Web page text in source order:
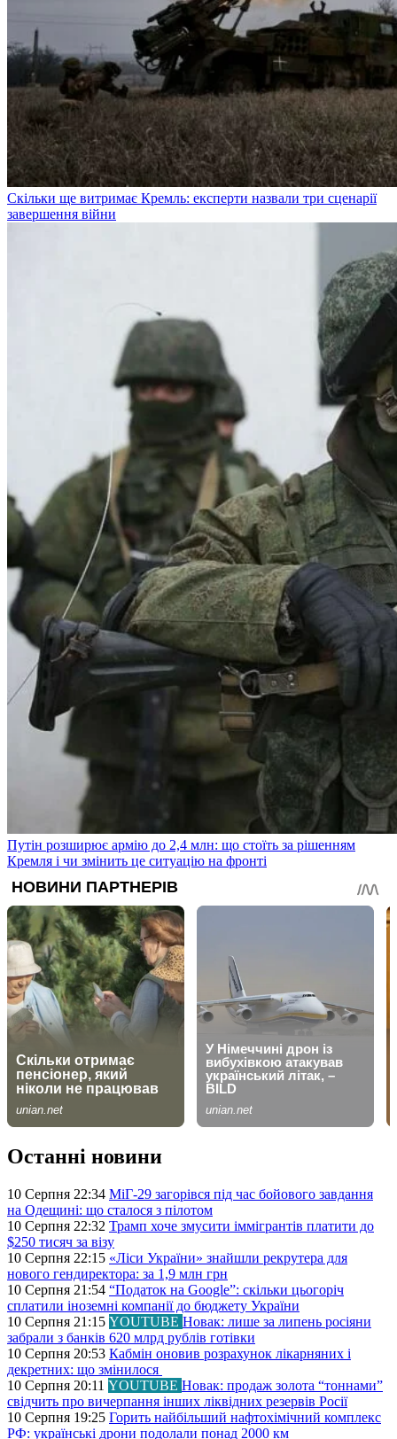
Скільки ще витримає Кремль: експерти назвали три сценарії
завершення війни
Путін розширює армію до 2,4 млн: що стоїть за рішенням
Кремля і чи змінить це ситуацію на фронті
Останні новини
10 Серпня 22:34 МіГ-29 загорівся під час бойового завдання
на Одещині: що сталося з пілотом
10 Серпня 22:32 Трамп хоче змусити іммігрантів платити до
$250 тисяч за візу
10 Серпня 22:15 «Ліси України» знайшли рекрутера для
нового гендиректора: за 1,9 млн грн
10 Серпня 21:54 “Податок на Google”: скільки цьогоріч
сплатили іноземні компанії до бюджету України
10 Серпня 21:15 YOUTUBE Новак: лише за липень росіяни
забрали з банків 620 млрд рублів готівки
10 Серпня 20:53 Кабмін оновив розрахунок лікарняних і
декретних: що змінилося
10 Серпня 20:11 YOUTUBE Новак: продаж золота “тоннами”
свідчить про вичерпання інших ліквідних резервів Росії
10 Серпня 19:25 Горить найбільший нафтохімічний комплекс
РФ: українські дрони подолали понад 2000 км